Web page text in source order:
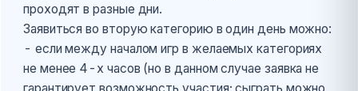
проходят в разные дни.
Заявиться во вторую категорию в один день можно:
- если между началом игр в желаемых категориях
не менее 4-х часов (но в данном случае заявка не
гарантирует возможность участия; сыграть можно